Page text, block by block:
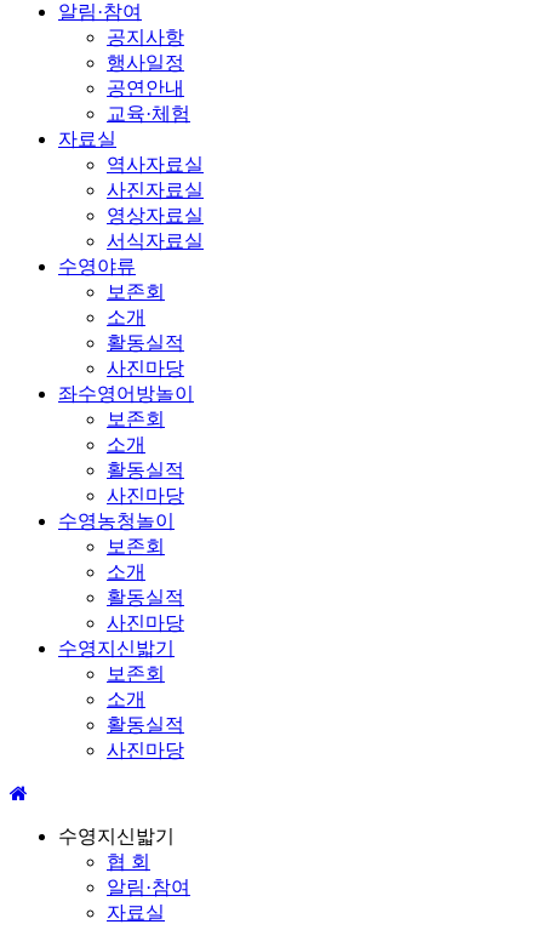
알림·참여
공지사항
행사일정
공연안내
교육·체험
자료실
역사자료실
사진자료실
영상자료실
서식자료실
수영야류
보존회
소개
활동실적
사진마당
좌수영어방놀이
보존회
소개
활동실적
사진마당
수영농청놀이
보존회
소개
활동실적
사진마당
수영지신밟기
보존회
소개
활동실적
사진마당
수영지신밟기
협 회
알림·참여
자료실